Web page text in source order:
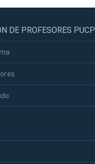
DE PROFESORES PUCP